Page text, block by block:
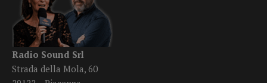
Radio Sound Srl
Strada della Mola, 60